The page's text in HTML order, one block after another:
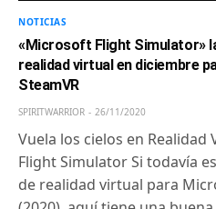
NOTICIAS
«Microsoft Flight Simulator»
realidad virtual en diciembre
SteamVR
SPIRITWARRIOR 26/11/2020
Vuela los cielos en
Flight Simulator Si todavía
de realidad virtual para